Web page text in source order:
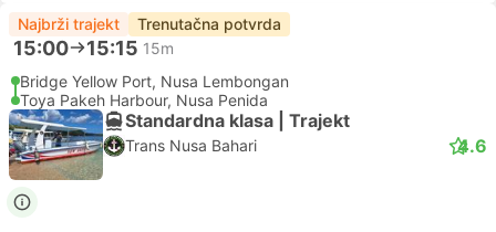
Najbrži trajekt Trenutačna potvrda
15:00 15:15 15m
Bridge Yellow Port, Nusa Lembongan
Toya Pakeh Harbour, Nusa Penida
Standardna klasa | Trajekt
Trans Nusa Bahari 4.6